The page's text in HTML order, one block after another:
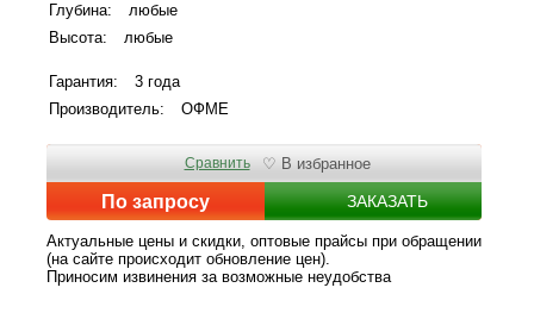
Глубина:
любые
Высота:
любые
Гарантия:
3 года
Производитель:
ОФМЕ
По запросу ЗАКАЗАТЬ
Сравнить ♡ В избранное
Актуальные цены и скидки, оптовые прайсы при обращении
(на сайте происходит обновление цен).
Приносим извинения за возможные неудобства